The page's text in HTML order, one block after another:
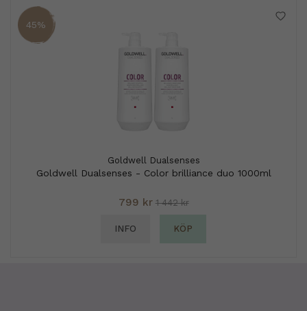
45%
Goldwell Dualsenses
Goldwell Dualsenses - Color brilliance duo 1000ml
799 kr 1 442 kr
INFO KÖP